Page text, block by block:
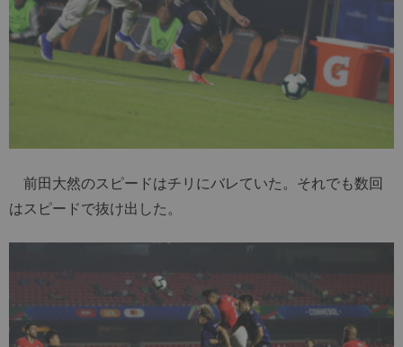
前田大然のスピードはチリにバレていた。それでも数回
はスピードで抜け出した。